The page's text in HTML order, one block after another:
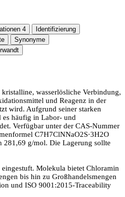
4
Identifizierung
Synonyme
wasserlösliche Verbindung,
und Reagenz in der
wird. Aufgrund seiner starken
es häufig in Labor- und
Verfügbar unter der CAS-Nummer
C7H7ClNNaO2S·3H2O
g/mol. Die Lagerung sollte
Molekula bietet Chloramin
bis hin zu Großhandelsmengen
und ISO 9001:2015-Traceability